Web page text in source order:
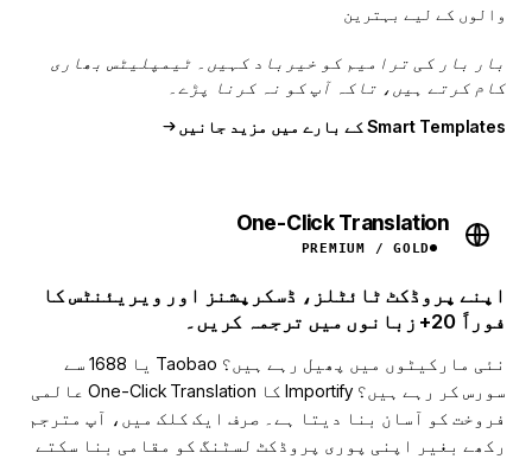
والوں کے لیے بہترین
بار بار کی ترامیم کو خیرباد کہیں۔ ٹیمپلیٹس بھاری
کام کرتے ہیں، تاکہ آپ کو نہ کرنا پڑے۔
Smart Templates کے بارے میں مزید جانیں
One-Click Translation
PREMIUM / GOLD
اپنے پروڈکٹ ٹائٹلز، ڈسکرپشنز اور ویریئنٹس کا
فوراً 20+ زبانوں میں ترجمہ کریں۔
نئی مارکیٹوں میں پھیل رہے ہیں؟ Taobao یا 1688 سے
سورس کر رہے ہیں؟ Importify کا One-Click Translation عالمی
فروخت کو آسان بنا دیتا ہے۔ صرف ایک کلک میں، آپ مترجم
رکھے بغیر اپنی پوری پروڈکٹ لسٹنگ کو مقامی بنا سکتے